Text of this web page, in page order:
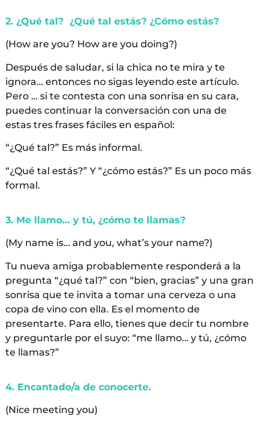
2. ¿Qué tal? ¿Qué tal estás? ¿Cómo estás?
(How are you? How are you doing?)
Después de saludar, si la chica no te mira y te
ignora… entonces no sigas leyendo este artículo.
Pero … si te contesta con una sonrisa en su cara,
puedes continuar la conversación con una de
estas tres frases fáciles en español:
“¿Qué tal?” Es más informal.
“¿Qué tal estás?” Y “¿cómo estás?” Es un poco más
formal.
3. Me llamo… y tú, ¿cómo te llamas?
(My name is… and you, what’s your name?)
Tu nueva amiga probablemente responderá a la
pregunta “¿qué tal?” con “bien, gracias” y una gran
sonrisa que te invita a tomar una cerveza o una
copa de vino con ella. Es el momento de
presentarte. Para ello, tienes que decir tu nombre
y preguntarle por el suyo: “me llamo… y tú, ¿cómo
te llamas?”
4. Encantado/a de conocerte.
(Nice meeting you)